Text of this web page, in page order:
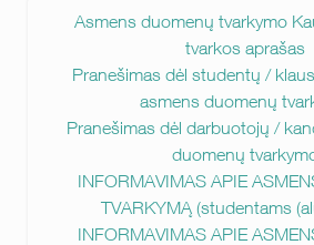
Asmens duomenų tvarkymo
tvarkos aprašas
Pranešimas dėl studentų /
asmens duomenų
Pranešimas dėl darbuotojų /
duomenų
INFORMAVIMAS APIE
TVARKYMĄ (studentams
INFORMAVIMAS APIE